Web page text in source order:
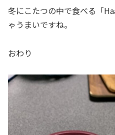
冬にこたつの中で食べる「
ゃうまいですね。
おわり